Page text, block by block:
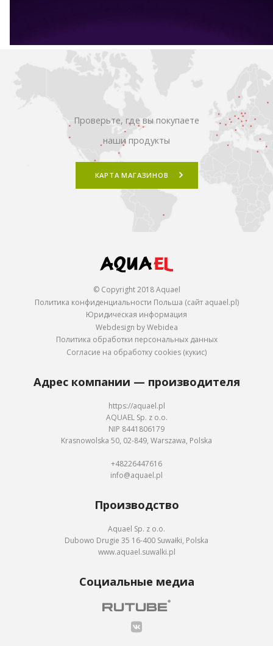
Проверьте, где вы покупаете
наши продукты
КАРТА МАГАЗИНОВ
© Copyright 2018 Aquael
Политика конфиденциальности Польша (сайт aquael.pl)
Юридическая информация
Webdesign by Webidea
Политика обработки персональных данных
Согласие на обработку cookies (кукис)
Адрес компании — производителя
https://aquael.pl
AQUAEL Sp. z o.o.
NIP 8441806179
Krasnowolska 50, 02-849, Warszawa, Polska
+48226447616
info@aquael.pl
Производство
Aquael Sp. z o.o.
Dubowo Drugie 35 16-400 Suwałki, Polska
www.aquael.suwalki.pl
Социальные медиа